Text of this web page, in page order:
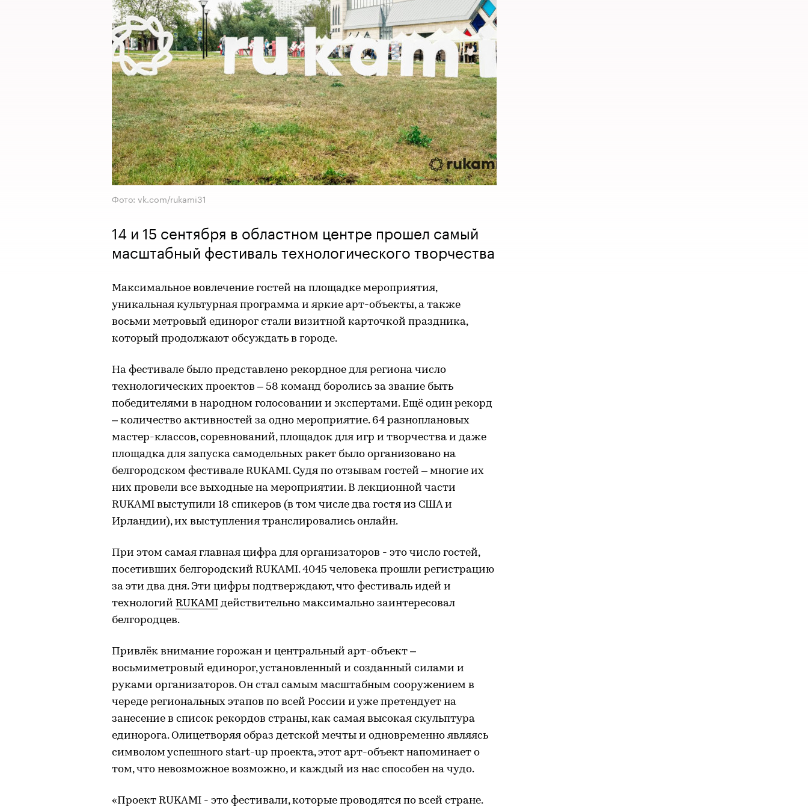
Фото: vk.com/rukami31
14 и 15 сентября в областном центре прошел самый
масштабный фестиваль технологического творчества
Максимальное вовлечение гостей на площадке мероприятия,
уникальная культурная программа и яркие арт-объекты, а также
восьми метровый единорог стали визитной карточкой праздника,
который продолжают обсуждать в городе.
На фестивале было представлено рекордное для региона число
технологических проектов – 58 команд боролись за звание быть
победителями в народном голосовании и экспертами. Ещё один рекорд
– количество активностей за одно мероприятие. 64 разноплановых
мастер-классов, соревнований, площадок для игр и творчества и даже
площадка для запуска самодельных ракет было организовано на
белгородском фестивале RUKAMI. Судя по отзывам гостей – многие их
них провели все выходные на мероприятии. В лекционной части
RUKAMI выступили 18 спикеров (в том числе два гостя из США и
Ирландии), их выступления транслировались онлайн.
При этом самая главная цифра для организаторов - это число гостей,
посетивших белгородский RUKAMI. 4045 человека прошли регистрацию
за эти два дня. Эти цифры подтверждают, что фестиваль идей и
технологий RUKAMI действительно максимально заинтересовал
белгородцев.
Привлёк внимание горожан и центральный арт-объект –
восьмиметровый единорог, установленный и созданный силами и
руками организаторов. Он стал самым масштабным сооружением в
череде региональных этапов по всей России и уже претендует на
занесение в список рекордов страны, как самая высокая скульптура
единорога. Олицетворяя образ детской мечты и одновременно являясь
символом успешного start-up проекта, этот арт-объект напоминает о
том, что невозможное возможно, и каждый из нас способен на чудо.
«Проект RUKAMI - это фестивали, которые проводятся по всей стране.